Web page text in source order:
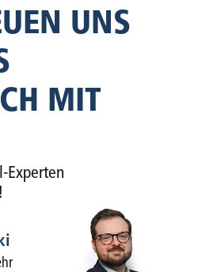
UNS
MIT
Experten